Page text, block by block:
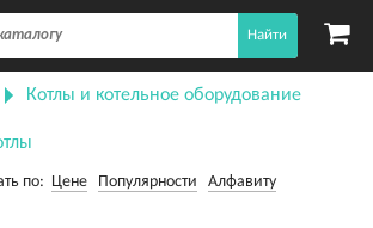
Найти
Котлы и котельное оборудование
по: Цене Популярности Алфавиту